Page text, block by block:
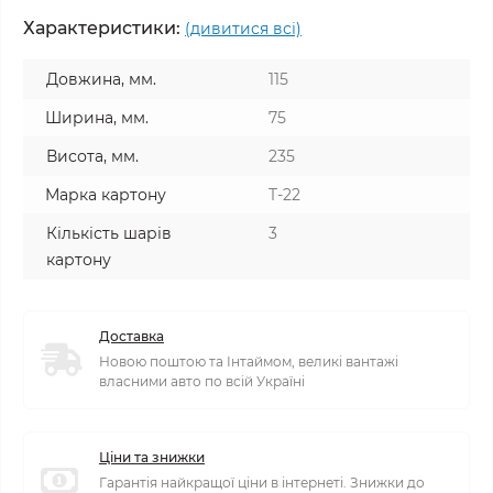
Характеристики: (дивитися всі)
Довжина, мм.
115
Ширина, мм.
75
Висота, мм.
235
Марка картону
T-22
Кількість шарів
картону
3
Доставка
Новою поштою та Інтаймом, великі вантажі
власними авто по всій Україні
Ціни та знижки
Гарантія найкращої ціни в інтернеті. Знижки до